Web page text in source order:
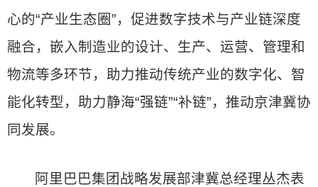
心的“产业生态圈”，促进数字技术与产业链深度
融合，嵌入制造业的设计、生产、运营、管理和
物流等多环节，助力推动传统产业的数字化、智
能化转型，助力静海“强链”“补链”，推动京津冀协
同发展。
阿里巴巴集团战略发展部津冀总经理丛杰表